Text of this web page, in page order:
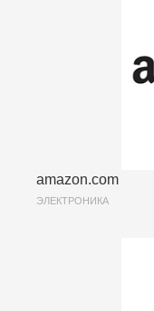
amazon.com
ЭЛЕКТРОНИКА